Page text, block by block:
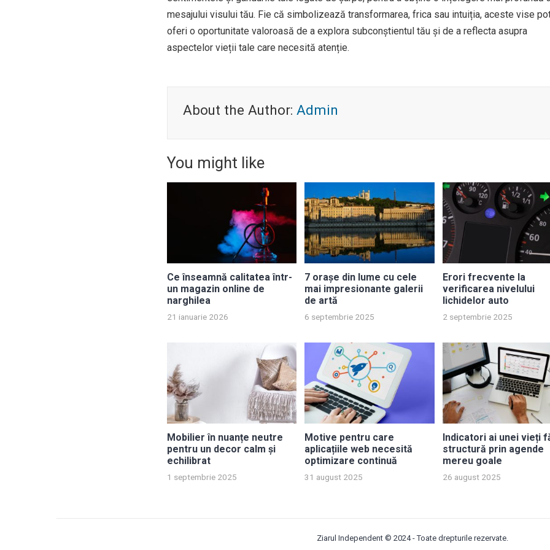
mesajului visului tău. Fie că simbolizează transformarea, frica sau intuiția, aceste vise
oferi o oportunitate valoroasă de a explora subconștientul tău și de a reflecta asupra
aspectelor vieții tale care necesită atenție.
About the Author: Admin
You might like
Ce înseamnă calitatea într-
un magazin online de
narghilea
21 ianuarie 2026
7 orașe din lume cu cele
mai impresionante galerii
de artă
6 septembrie 2025
Erori frecvente la
verificarea nivelului
lichidelor auto
2 septembrie 2025
Mobilier în nuanțe neutre
pentru un decor calm și
echilibrat
1 septembrie 2025
Motive pentru care
aplicațiile web necesită
optimizare continuă
31 august 2025
Indicatori ai unei vieți
structură prin agende
mereu goale
26 august 2025
Ziarul Independent © 2024 - Toate drepturile rezervate.